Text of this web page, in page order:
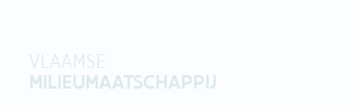
VLAAMSE
MILIEUMAATSCHAPPIJ